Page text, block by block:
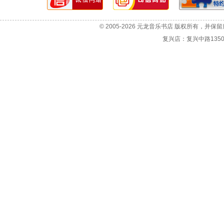
网站故障报告
选机咨询
投诉与建议
© 2005-2026 元龙音乐书店 版权所有，并保留
复兴店：复兴中路